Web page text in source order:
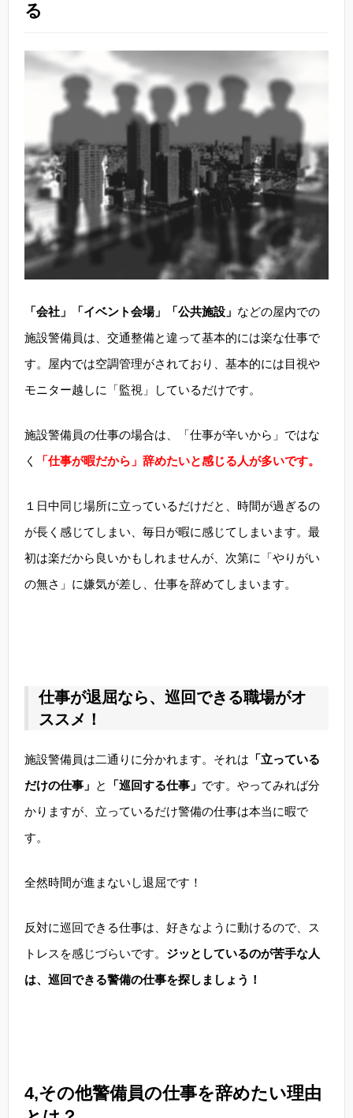
る
「会社」「イベント会場」「公共施設」 などの屋内での
施設警備員は、交通整備と違って基本的には楽な仕事で
す。屋内では空調管理がされており、基本的には目視や
モニター越しに「監視」しているだけです。
施設警備員の仕事の場合は、「仕事が辛いから」ではな
く
「仕事が暇だから」辞めたいと感じる人が多いです。
１日中同じ場所に立っているだけだと、時間が過ぎるの
が長く感じてしまい、毎日が暇に感じてしまいます。最
初は楽だから良いかもしれませんが、次第に「やりがい
の無さ」に嫌気が差し、仕事を辞めてしまいます。
仕事が退屈なら、巡回できる職場がオ
ススメ！
施設警備員は二通りに分かれます。それは 「立っている
だけの仕事」 と 「巡回する仕事」 です。やってみれば分
かりますが、立っているだけ警備の仕事は本当に暇で
す。
全然時間が進まないし退屈です！
反対に巡回できる仕事は、好きなように動けるので、ス
トレスを感じづらいです。 ジッとしているのが苦手な人
は、巡回できる警備の仕事を探しましょう！
4,その他警備員の仕事を辞めたい理由